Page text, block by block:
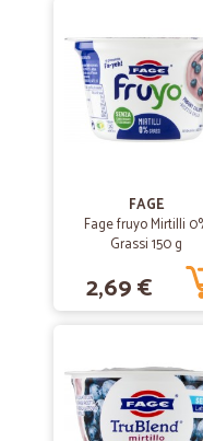
Sempre perfetti e
Sempre perfetti e puntali
Veloci e tutto ok
Veloci e tutto ok
ho acquistato dei prodotti
che desideravo, forse ho
prodotti dovrebbero essere
penso bene e se il servizio
FAGE
Fage fruyo Mirtilli
Grassi 150 g
2,69 €